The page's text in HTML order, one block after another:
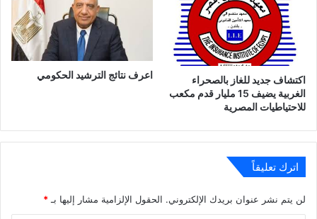
اكتشاف جديد للغاز بالصحراء
الغربية يضيف 15 مليار قدم مكعب
للاحتياطيات المصرية
اعرف نتائج الترشيد الحكومي
اترك تعليقاً
لن يتم نشر عنوان بريدك الإلكتروني. الحقول الإلزامية مشار إليها بـ*